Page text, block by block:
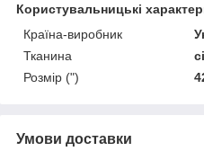
Користувальницькі
Країна-виробник
Тканина
Розмір (")
Умови доставки